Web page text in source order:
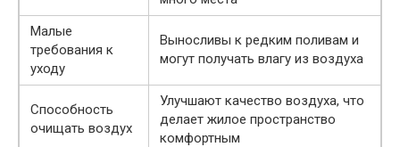
Малые
требования к
уходу
Выносливы к редким поливам и
могут получать влагу из воздуха
Способность
очищать воздух
Улучшают качество воздуха, что
делает жилое пространство
комфортным